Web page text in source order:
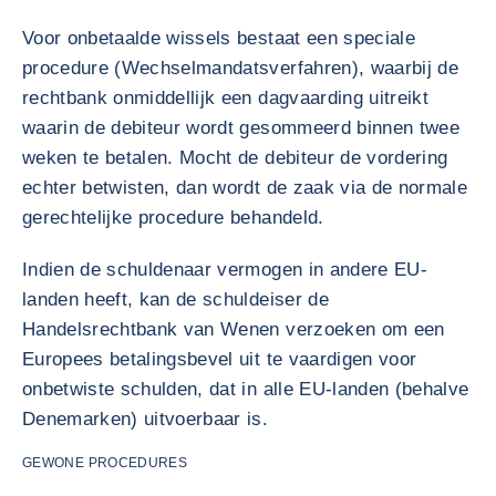
Voor onbetaalde wissels bestaat een speciale
procedure (Wechselmandatsverfahren), waarbij de
rechtbank onmiddellijk een dagvaarding uitreikt
waarin de debiteur wordt gesommeerd binnen twee
weken te betalen. Mocht de debiteur de vordering
echter betwisten, dan wordt de zaak via de normale
gerechtelijke procedure behandeld.
Indien de schuldenaar vermogen in andere EU-
landen heeft, kan de schuldeiser de
Handelsrechtbank van Wenen verzoeken om een
Europees betalingsbevel uit te vaardigen voor
onbetwiste schulden, dat in alle EU-landen (behalve
Denemarken) uitvoerbaar is.
GEWONE PROCEDURES